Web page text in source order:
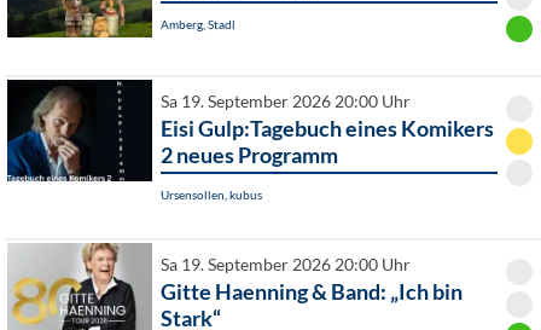
Amberg, Stadl
Sa 19. September 2026 20:00 Uhr
Eisi Gulp:Tagebuch eines Komikers
2 neues Programm
Ursensollen, kubus
Sa 19. September 2026 20:00 Uhr
Gitte Haenning & Band: „Ich bin
Stark“